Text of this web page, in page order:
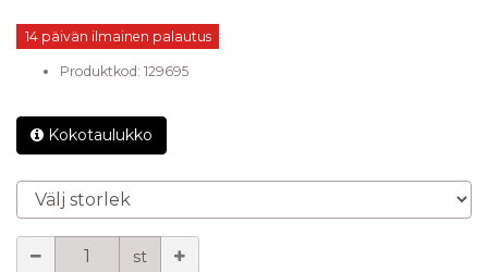
14 päivän ilmainen palautus
Produktkod: 129695
Kokotaulukko
Välj storlek
st